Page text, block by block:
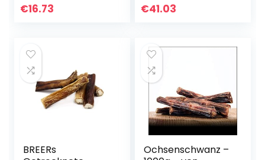
getrocknet – Ideal
€16.73
Deutscher
€41.03
BREERs
Ochsenschwanz –